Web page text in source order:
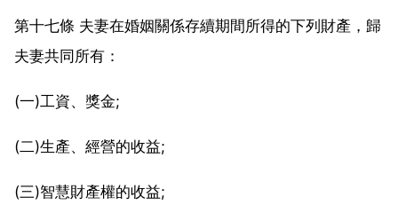
第十七條 夫妻在婚姻關係存續期間所得的下列財產，歸
夫妻共同所有：
(一)工資、獎金;
(二)生產、經營的收益;
(三)智慧財產權的收益;